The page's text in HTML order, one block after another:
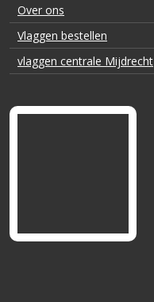
Over ons
Vlaggen bestellen
vlaggen centrale Mijdrecht